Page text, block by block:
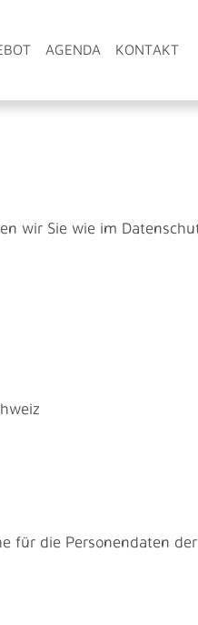
AGENDA KONTAKT
wir Sie wie im
die Personendaten